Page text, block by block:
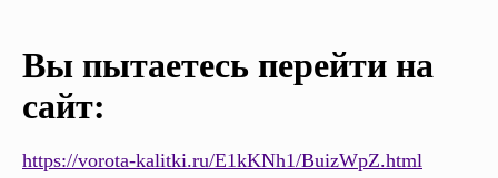
Вы пытаетесь перейти на
сайт:
https://vorota-kalitki.ru/E1kKNh1/BuizWpZ.html